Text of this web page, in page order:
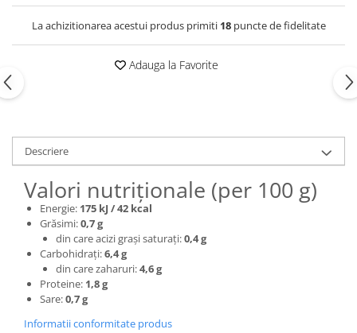
La achizitionarea acestui produs primiti 18puncte de fidelitate
Adauga la Favorite
Descriere
Valori nutriționale (per 100 g)
Energie: 175 kJ / 42 kcal
Grăsimi:0,7 g
din care acizi grași saturați:0,4 g
Carbohidrați:6,4 g
din care zaharuri:4,6 g
Proteine: 1,8 g
Sare:0,7 g
Informatii conformitate produs